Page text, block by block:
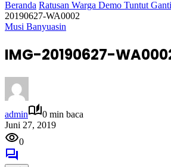
Beranda Ratusan Warga Demo Tuntut
20190627-WA0002
Musi Banyuasin
IMG-20190627-
admin
0 min baca
Juni 27, 2019
0